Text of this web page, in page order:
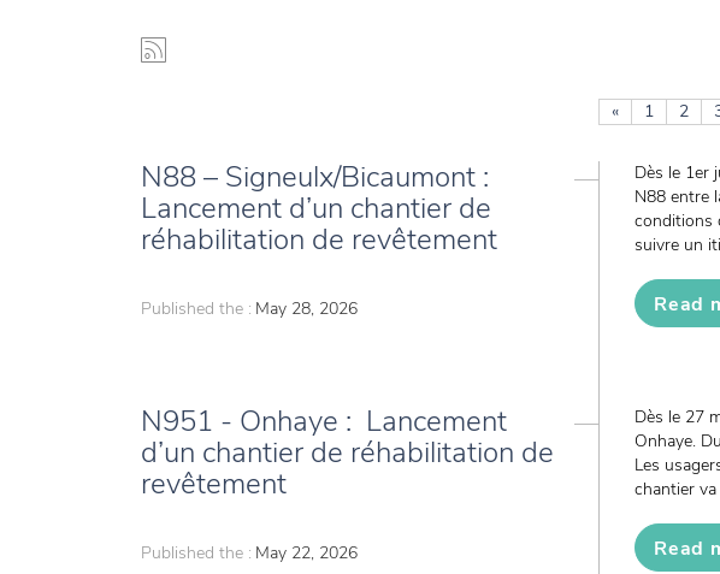
« 1 2
N88 – Signeulx/Bicaumont :
Lancement d’un chantier de
réhabilitation de revêtement
Published the : May 28, 2026
Dès le 1er
N88 entre
conditions
suivre un
Read
N951 - Onhaye : Lancement
d’un chantier de réhabilitation de
revêtement
Published the : May 22, 2026
Dès le 27
Onhaye.
Les
chantier
Read